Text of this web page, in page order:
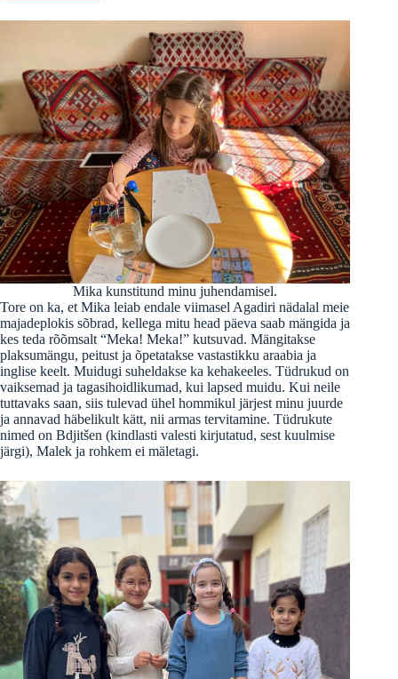
Mika kunstitund minu juhendamisel.
Tore on ka, et Mika leiab endale viimasel Agadiri nädalal meie
majadeplokis sõbrad, kellega mitu head päeva saab mängida ja
kes teda rõõmsalt “Meka! Meka!” kutsuvad. Mängitakse
plaksumängu, peitust ja õpetatakse vastastikku araabia ja
inglise keelt. Muidugi suheldakse ka kehakeeles. Tüdrukud on
vaiksemad ja tagasihoidlikumad, kui lapsed muidu. Kui neile
tuttavaks saan, siis tulevad ühel hommikul järjest minu juurde
ja annavad häbelikult kätt, nii armas tervitamine. Tüdrukute
nimed on Bdjitšen (kindlasti valesti kirjutatud, sest kuulmise
järgi), Malek ja rohkem ei mäletagi.